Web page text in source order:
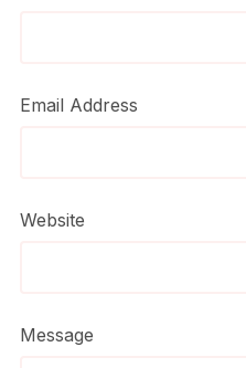
Email Address
Website
Message